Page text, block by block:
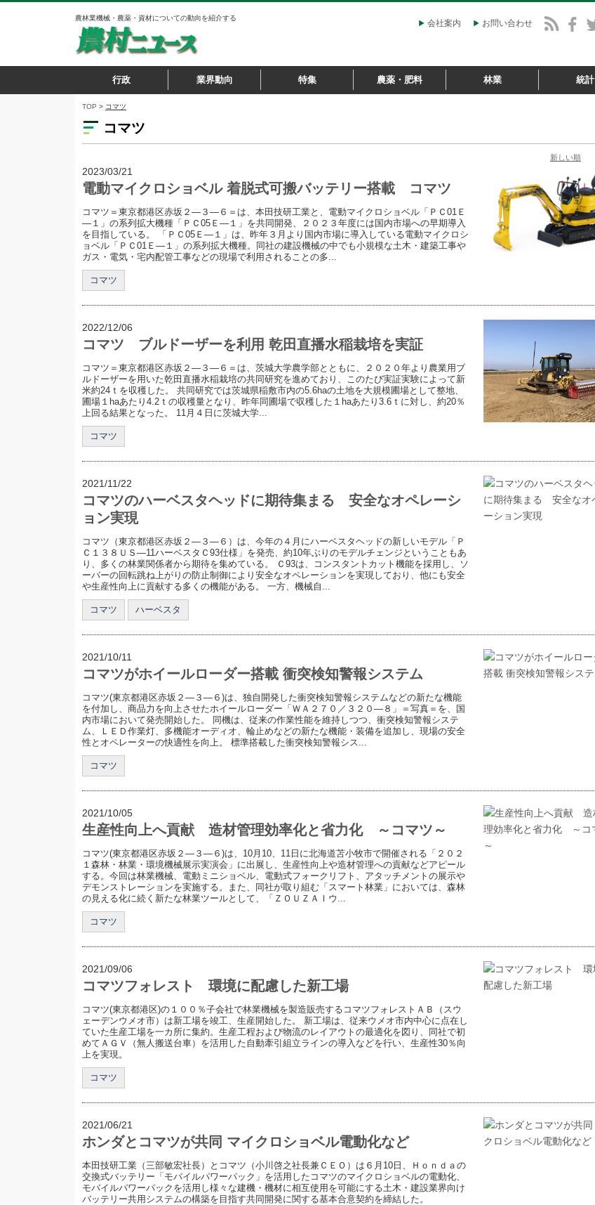
農林業機械・農薬・資材についての動向を紹介する
会社案内 お問い合わせ
行政 業界動向 特集 農薬・肥料 林業 統計
TOP > コマツ
コマツ
新しい順
2023/03/21
電動マイクロショベル 着脱式可搬バッテリー搭載 コマツ
コマツ＝東京都港区赤坂２―３―６＝は、本田技研工業と、電動マイクロショベル「ＰＣ01Ｅ
―１」の系列拡大機種「ＰＣ05Ｅ―１」を共同開発、２０２３年度には国内市場への早期導入
を目指している。 「ＰＣ05Ｅ―１」は、昨年３月より国内市場に導入している電動マイクロシ
ョベル「ＰＣ01Ｅ―１」の系列拡大機種。同社の建設機械の中でも小規模な土木・建築工事や
ガス・電気・宅内配管工事などの現場で利用されることの多...
コマツ
2022/12/06
コマツ ブルドーザーを利用 乾田直播水稲栽培を実証
コマツ＝東京都港区赤坂２—３—６＝は、茨城大学農学部とともに、２０２０年より農業用ブ
ルドーザーを用いた乾田直播水稲栽培の共同研究を進めており、このたび実証実験によって新
米約24ｔを収穫した。 共同研究では茨城県稲敷市内の5.6‌haの土地を大規模圃場として整地、
圃場１haあたり4.2ｔの収穫量となり、昨年同圃場で収穫した１haあたり3.6ｔに対し、約20％
上回る結果となった。 11月４日に茨城大学...
コマツ
2021/11/22
コマツのハーベスタヘッドに期待集まる 安全なオペレーシ
ョン実現
コマツ（東京都港区赤坂２―３―６）は、今年の４月にハーベスタヘッドの新しいモデル「Ｐ
Ｃ１３８ＵＳ―11ハーベスタＣ93仕様」を発売、約10年ぶりのモデルチェンジということもあ
り、多くの林業関係者から期待を集めている。 Ｃ93は、コンスタントカット機能を採用し、ソ
ーバーの回転跳ね上がりの防止制御により安全なオペレーションを実現しており、他にも安全
や生産性向上に貢献する多くの機能がある。 一方、機械自...
コマツ ハーベスタ
2021/10/11
コマツがホイールローダー搭載 衝突検知警報システム
コマツ(東京都港区赤坂２―３―６)は、独自開発した衝突検知警報システムなどの新たな機能
を付加し、商品力を向上させたホイールローダー「ＷＡ２７０／３２０―８」＝写真＝を、国
内市場において発売開始した。 同機は、従来の作業性能を維持しつつ、衝突検知警報システ
ム、ＬＥＤ作業灯、多機能オーディオ、輪止めなどの新たな機能・装備を追加し、現場の安全
性とオペレーターの快適性を向上。 標準搭載した衝突検知警報シス...
コマツ
2021/10/05
生産性向上へ貢献 造材管理効率化と省力化 ～コマツ～
コマツ(東京都港区赤坂２―３―６)は、10月10、11日に北海道苫小牧市で開催される「２０２
１森林・林業・環境機械展示実演会」に出展し、生産性向上や造材管理への貢献などアピール
する。今回は林業機械、電動ミニショベル、電動式フォークリフト、アタッチメントの展示や
デモンストレーションを実施する。また、同社が取り組む「スマート林業」においては、森林
の見える化に続く新たな林業ツールとして、「ＺＯＵＺＡＩウ...
コマツ
2021/09/06
コマツフォレスト 環境に配慮した新工場
コマツ(東京都港区)の１００％子会社で林業機械を製造販売するコマツフォレストＡＢ（スウ
ェーデンウメオ市）は新工場を竣工、生産開始した。 新工場は、従来ウメオ市内中心に点在し
ていた生産工場を一カ所に集約。生産工程および物流のレイアウトの最適化を図り、同社で初
めてＡＧＶ（無人搬送台車）を活用した自動牽引組立ラインの導入などを行い、生産性30％向
上を実現。
コマツ
2021/06/21
ホンダとコマツが共同 マイクロショベル電動化など
本田技研工業（三部敏宏社長）とコマツ（小川啓之社長兼ＣＥＯ）は６月10日、Ｈｏｎｄａの
交換式バッテリー「モバイルパワーパック」を活用したコマツのマイクロショベルの電動化、
モバイルパワーパックを活用し様々な建機・機材に相互使用を可能にする土木・建設業界向け
バッテリー共用システムの構築を目指す共同開発に関する基本合意契約を締結した。